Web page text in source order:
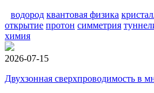
водород квантовая физика
открытие протон симметрия
химия
2026-07-15
Двухзонная сверхпроводимость в